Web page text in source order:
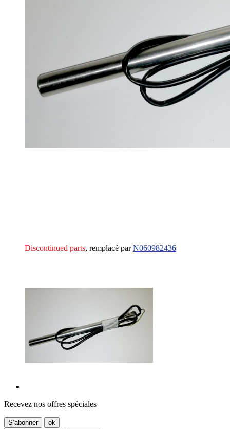
Discontinued parts, remplacé parN060982436
Recevez nos offres spéciales